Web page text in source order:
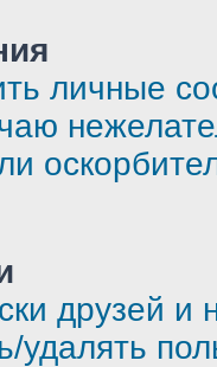
личные
друзей и
удалять